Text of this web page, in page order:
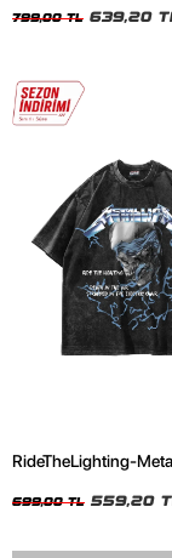
799,00 TL 639,20
RideTheLighting-
Tshirt
699,00 TL 559,20